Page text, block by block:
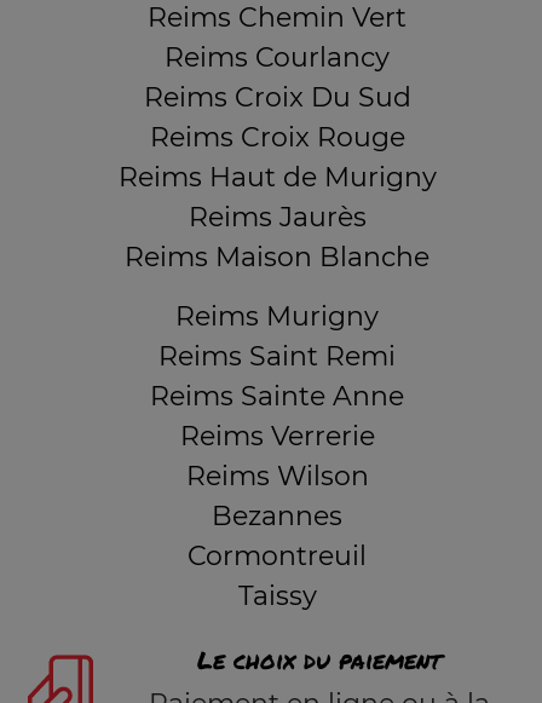
Reims Chemin Vert
Reims Courlancy
Reims Croix Du Sud
Reims Croix Rouge
Reims Haut de Murigny
Reims Jaurès
Reims Maison Blanche
Reims Murigny
Reims Saint Remi
Reims Sainte Anne
Reims Verrerie
Reims Wilson
Bezannes
Cormontreuil
Taissy
Le choix du paiement